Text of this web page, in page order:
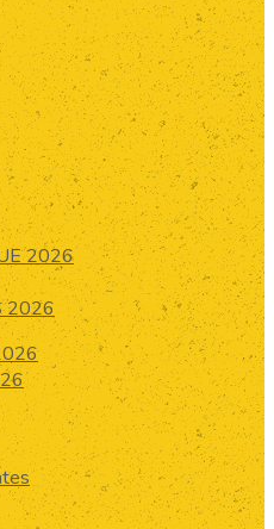
2026
2026